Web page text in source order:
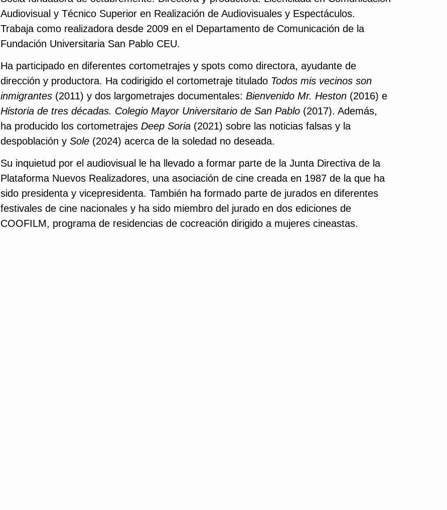
Audiovisual y Técnico Superior en Realización de Audiovisuales y Espectáculos.
Trabaja como realizadora desde 2009 en el Departamento de Comunicación de la
Fundación Universitaria San Pablo CEU.
Ha participado en diferentes cortometrajes y spots como directora, ayudante de
dirección y productora. Ha codirigido el cortometraje titulado Todos mis vecinos son
inmigrantes (2011) y dos largometrajes documentales: Bienvenido Mr. Heston (2016) e
Historia de tres décadas. Colegio Mayor Universitario de San Pablo (2017). Además,
ha producido los cortometrajes Deep Soria (2021) sobre las noticias falsas y la
despoblación y Sole (2024) acerca de la soledad no deseada.
Su inquietud por el audiovisual le ha llevado a formar parte de la Junta Directiva de la
Plataforma Nuevos Realizadores, una asociación de cine creada en 1987 de la que ha
sido presidenta y vicepresidenta. También ha formado parte de jurados en diferentes
festivales de cine nacionales y ha sido miembro del jurado en dos ediciones de
COOFILM, programa de residencias de cocreación dirigido a mujeres cineastas.